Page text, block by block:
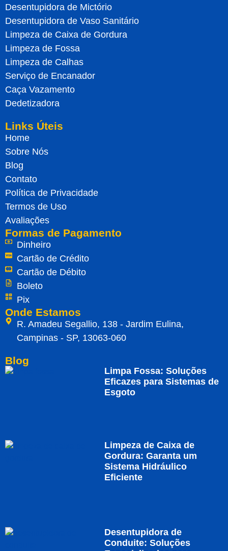
Desentupidora de Mictório
Desentupidora de Vaso Sanitário
Limpeza de Caixa de Gordura
Limpeza de Fossa
Limpeza de Calhas
Serviço de Encanador
Caça Vazamento
Dedetizadora
Links Úteis
Home
Sobre Nós
Blog
Contato
Política de Privacidade
Termos de Uso
Avaliações
Formas de Pagamento
Dinheiro
Cartão de Crédito
Cartão de Débito
Boleto
Pix
Onde Estamos
R. Amadeu Segallio, 138 - Jardim Eulina,
Campinas - SP, 13063-060
Blog
Limpa Fossa: Soluções
Eficazes para Sistemas de
Esgoto
Limpeza de Caixa de
Gordura: Garanta um
Sistema Hidráulico
Eficiente
Desentupidora de
Conduite: Soluções